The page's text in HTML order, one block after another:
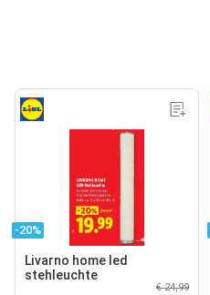
-20%
Livarno home led
stehleuchte
€ 24,99